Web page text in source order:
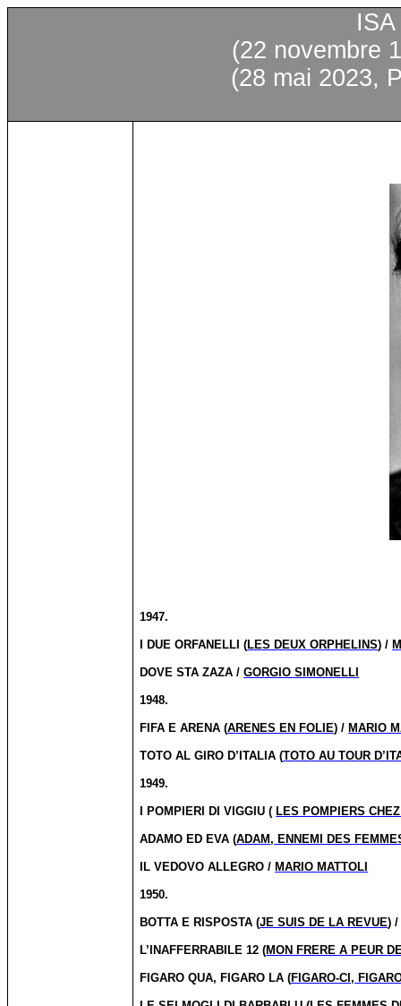
(22 novembre
(28 mai 2023,
1947.
I DUE ORFANELLI (LES DEUX ORPHELINS) /
DOVE STA ZAZA /GORGIO SIMONELLI
1948.
FIFA E ARENA (ARENES EN FOLIE) / MARIO
TOTO AL GIRO D’ITALIA (TOTO AU TOUR
1949.
I POMPIERI DI VIGGIU ( LES POMPIERS
ADAMO ED EVA (ADAM, ENNEMI DES
IL VEDOVO ALLEGRO / MARIO MATTOLI
1950.
BOTTA E RISPOSTA (JE SUIS DE LA REVUE)
L’INAFFERRABILE 12 (MON FRERE A PEUR
FIGARO QUA, FIGARO LA (FIGARO-CI,